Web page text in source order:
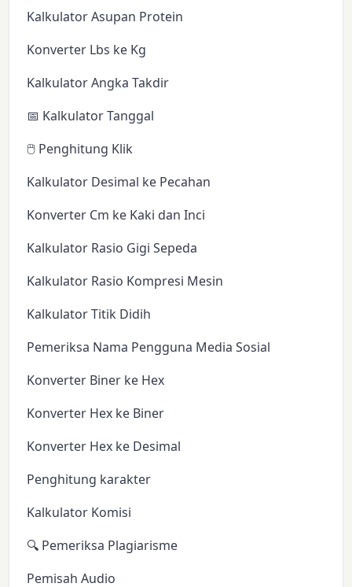
Kalkulator Asupan Protein
Konverter Lbs ke Kg
Kalkulator Angka Takdir
📅 Kalkulator Tanggal
🖱️ Penghitung Klik
Kalkulator Desimal ke Pecahan
Konverter Cm ke Kaki dan Inci
Kalkulator Rasio Gigi Sepeda
Kalkulator Rasio Kompresi Mesin
Kalkulator Titik Didih
Pemeriksa Nama Pengguna Media Sosial
Konverter Biner ke Hex
Konverter Hex ke Biner
Konverter Hex ke Desimal
Penghitung karakter
Kalkulator Komisi
🔍 Pemeriksa Plagiarisme
Pemisah Audio